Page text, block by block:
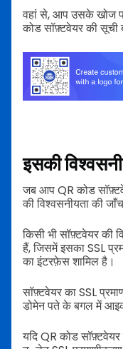
वहां से, आप उसके खोज
कोड सॉफ़्टवेयर की
इसकी
जब आप QR कोड
की विश्वसनीयता की
किसी भी सॉफ़्टवेयर की
हैं, जिसमें इसका SSL
का इंटरफ़ेस शामिल है।
सॉफ़्टवेयर का SSL
डोमेन पते के बगल में
यदि QR कोड